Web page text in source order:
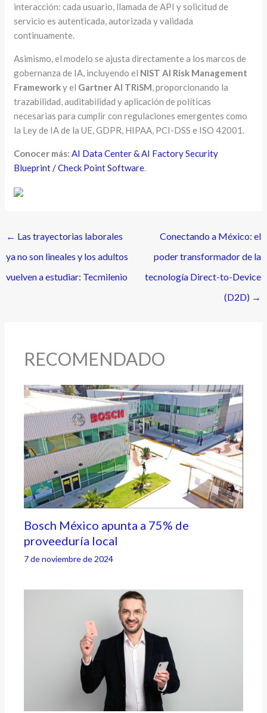
interacción: cada usuario, llamada de API y solicitud de
servicio es autenticada, autorizada y validada
continuamente.
Asimismo, el modelo se ajusta directamente a los marcos de
gobernanza de IA, incluyendo el NIST AI Risk Management
Frameworky el Gartner AI TRiSM, proporcionando la
trazabilidad, auditabilidad y aplicación de políticas
necesarias para cumplir con regulaciones emergentes como
la Ley de IA de la UE, GDPR, HIPAA, PCI-DSS e ISO 42001.
Conocer más: AI Data Center & AI Factory Security
Blueprint / Check Point Software.
← Las trayectorias laborales
ya no son lineales y los adultos
vuelven a estudiar: Tecmilenio
Conectando a México: el
poder transformador de la
tecnología Direct-to-Device
(D2D) →
RECOMENDADO
Bosch México apunta a 75% de
proveeduría local
7 de noviembre de 2024